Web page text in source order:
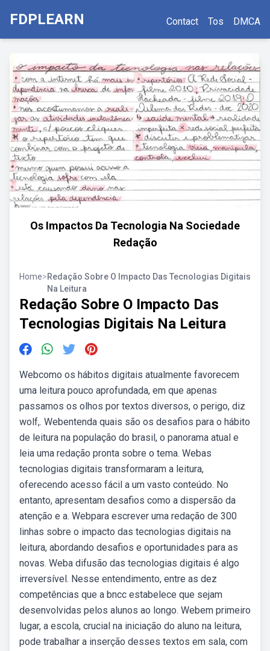
FDPLEARN Contact Tos DMCA
Os Impactos Da Tecnologia Na Sociedade
Redação
Home>Redação Sobre O Impacto Das Tecnologias Digitais
Na Leitura
Redação Sobre O Impacto Das
Tecnologias Digitais Na Leitura
Webcomo os hábitos digitais atualmente favorecem
uma leitura pouco aprofundada, em que apenas
passamos os olhos por textos diversos, o perigo, diz
wolf,. Webentenda quais são os desafios para o hábito
de leitura na população do brasil, o panorama atual e
leia uma redação pronta sobre o tema. Webas
tecnologias digitais transformaram a leitura,
oferecendo acesso fácil a um vasto conteúdo. No
entanto, apresentam desafios como a dispersão da
atenção e a. Webpara escrever uma redação de 300
linhas sobre o impacto das tecnologias digitais na
leitura, abordando desafios e oportunidades para as
novas. Weba difusão das tecnologias digitais é algo
irreversível. Nesse entendimento, entre as dez
competências que a bncc estabelece que sejam
desenvolvidas pelos alunos ao longo. Webem primeiro
lugar, a escola, crucial na iniciação do aluno na leitura,
pode trabalhar a inserção desses textos em sala, com